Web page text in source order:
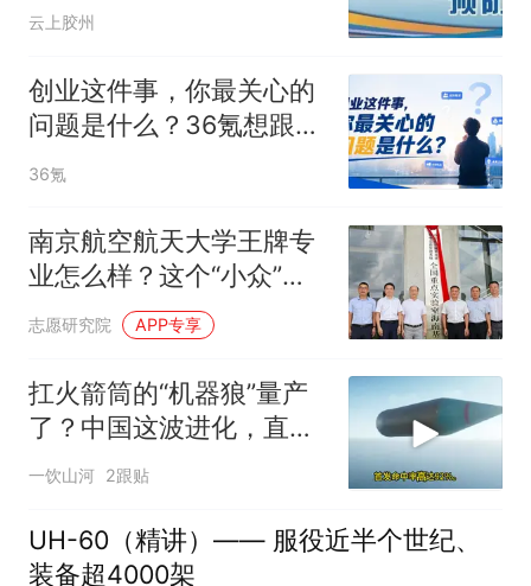
云上胶州
创业这件事，你最关心的
问题是什么？36氪想跟你
36氪
南京航空航天大学王牌专
业怎么样？这个“小众”专
业，毕业为什么被抢着
志愿研究院 APP专享
扛火箭筒的“机器狼”量产
了？中国这波进化，直接
抹掉战场“禁区”
一饮山河 2跟贴
UH-60（精讲）—— 服役近半个世纪、
装备超4000架